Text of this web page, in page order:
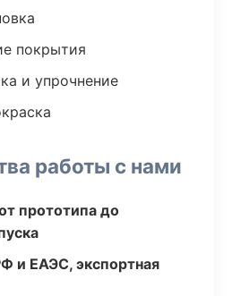
покрытия
и упрочнение
работы с нами
прототипа до
и ЕАЭС, экспортная